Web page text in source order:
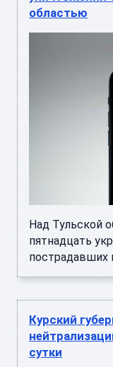
областью
Над Тульской
пятнадцать
пострадавших
Курский
сутки